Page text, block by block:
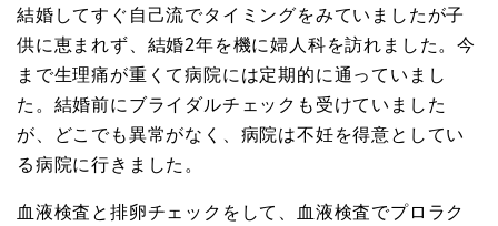
結婚してすぐ自己流でタイミングをみていましたが子
供に恵まれず、結婚2年を機に婦人科を訪れました。今
まで生理痛が重くて病院には定期的に通っていまし
た。結婚前にブライダルチェックも受けていました
が、どこでも異常がなく、病院は不妊を得意としてい
る病院に行きました。
血液検査と排卵チェックをして、血液検査でプロラク